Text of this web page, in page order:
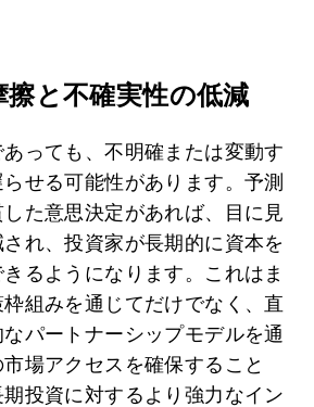
と不確実性の低減
っても、不明確または変動す
せる可能性があります。予測
た意思決定があれば、目に見
れ、投資家が長期的に資本を
るようになります。これはま
組みを通じてだけでなく、直
パートナーシップモデルを通
場アクセスを確保すること
投資に対するより強力なイン